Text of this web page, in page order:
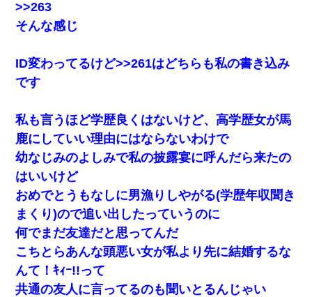
友人「酒の勢いで女先輩をホテルに連れ込んだｗｗｗｗｗ」俺
「…」
童貞俺、宅飲みした女友達2人を家に泊めた結果ｗｗｗｗｗｗ
小学生の妹が20代の弟とチューしてるのに、見て見ぬふりの親を
見てから実家を出た。それから15年、妹が弟の子を妊娠したらし
くもう堕胎できない月なんだと母から連絡がきた…｜生活｜ワロ
タあんてな
【まぬけ】夫「離婚だ！」私「わかった。で？」夫「慰謝料
だ！」私「いいけど弁護士通して。私も請求する」夫「」
ワイ144kg彼女98kgデブカップル、1年間毎日行為しまくった結
果
>>263
そんな感じ
ID変わってるけど>>261はどちらも私の書き込み
です
私も言うほど学歴良くはないけど、高学歴女が馬
鹿にしていい理由にはならないわけで
幼なじみのよしみで私の披露宴に呼んだら来たの
はいいけど
おめでとうもなしに男漁りしやがる(学歴年収聞き
まくり)ので追い出したっていうのに
何でまだ友達だと思ってんだ
こちとらあんな頭悪い女が私より先に結婚するな
んて！ｷｨｰ!!って
共通の友人に言ってるのも聞いとるんじゃい